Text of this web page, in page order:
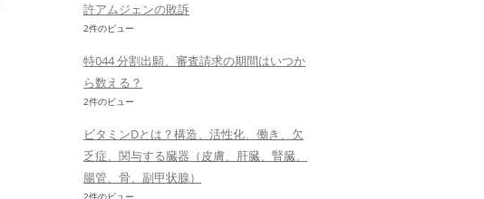
許アムジェンの敗訴
2件のビュー
特044 分割出願、審査請求の期間はいつか
ら数える？
2件のビュー
ビタミンDとは？構造、活性化、働き、欠
乏症、関与する臓器（皮膚、肝臓、腎臓、
腸管、骨、副甲状腺）
2件のビュー